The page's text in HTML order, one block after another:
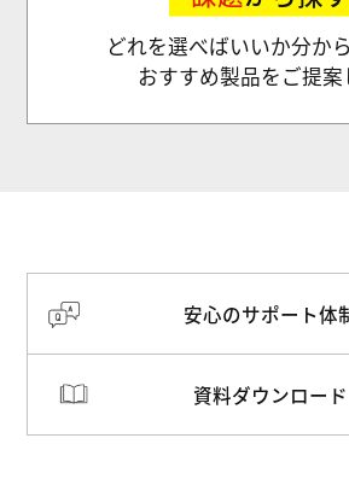
どれを選べばいいか分か
おすすめ製品をご提案
安心のサポート体
資料ダウンロード